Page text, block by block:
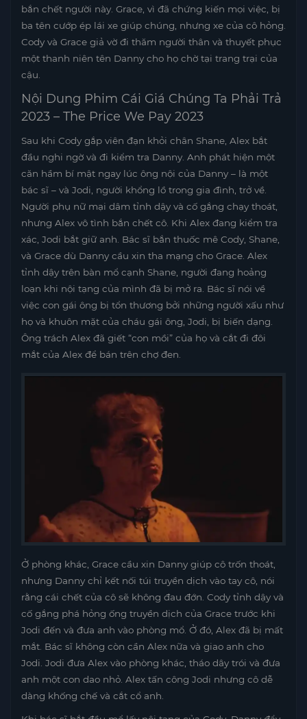
bắn chết người này. Grace, vì đã chứng kiến mọi việc, bị
ba tên cướp ép lái xe giúp chúng, nhưng xe của cô hỏng.
Cody và Grace giả vờ đi thăm người thân và thuyết phục
một thanh niên tên Danny cho họ chờ tại trang trại của
cậu.
Nội Dung Phim Cái Giá Chúng Ta Phải Trả
2023 – The Price We Pay 2023
Sau khi Cody gắp viên đạn khỏi chân Shane, Alex bắt
đầu nghi ngờ và đi kiểm tra Danny. Anh phát hiện một
căn hầm bí mật ngay lúc ông nội của Danny – là một
bác sĩ – và Jodi, người khổng lồ trong gia đình, trở về.
Người phụ nữ mại dâm tỉnh dậy và cố gắng chạy thoát,
nhưng Alex vô tình bắn chết cô. Khi Alex đang kiểm tra
xác, Jodi bắt giữ anh. Bác sĩ bắn thuốc mê Cody, Shane,
và Grace dù Danny cầu xin tha mạng cho Grace. Alex
tỉnh dậy trên bàn mổ cạnh Shane, người đang hoảng
loạn khi nội tạng của mình đã bị mở ra. Bác sĩ nói về
việc con gái ông bị tổn thương bởi những người xấu như
họ và khuôn mặt của cháu gái ông, Jodi, bị biến dạng.
Ông trách Alex đã giết “con mồi” của họ và cắt đi đôi
mắt của Alex để bán trên chợ đen.
Ở phòng khác, Grace cầu xin Danny giúp cô trốn thoát,
nhưng Danny chỉ kết nối túi truyền dịch vào tay cô, nói
rằng cái chết của cô sẽ không đau đớn. Cody tỉnh dậy và
cố gắng phá hỏng ống truyền dịch của Grace trước khi
Jodi đến và đưa anh vào phòng mổ. Ở đó, Alex đã bị mất
mắt. Bác sĩ không còn cần Alex nữa và giao anh cho
Jodi. Jodi đưa Alex vào phòng khác, tháo dây trói và đưa
anh một con dao nhỏ. Alex tấn công Jodi nhưng cô dễ
dàng khống chế và cắt cổ anh.